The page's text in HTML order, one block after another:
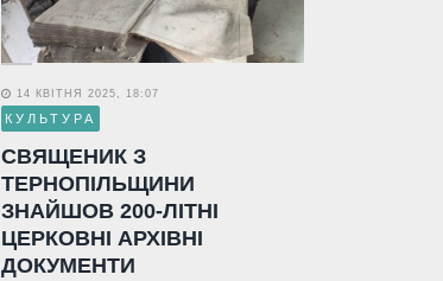
14 КВІТНЯ 2025, 18:07
КУЛЬТУРА
СВЯЩЕНИК З
ТЕРНОПІЛЬЩИНИ
ЗНАЙШОВ 200-ЛІТНІ
ЦЕРКОВНІ АРХІВНІ
ДОКУМЕНТИ